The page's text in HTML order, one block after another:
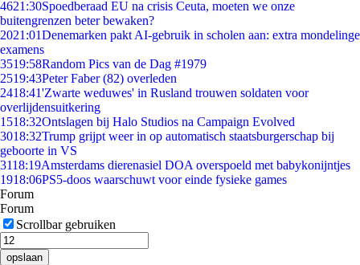
4621:30Spoedberaad EU na crisis Ceuta, moeten we onze
buitengrenzen beter bewaken?
2021:01Denemarken pakt AI-gebruik in scholen aan: extra mondelinge
examens
3519:58Random Pics van de Dag #1979
2519:43Peter Faber (82) overleden
2418:41'Zwarte weduwes' in Rusland trouwen soldaten voor
overlijdensuitkering
1518:32Ontslagen bij Halo Studios na Campaign Evolved
3018:32Trump grijpt weer in op automatisch staatsburgerschap bij
geboorte in VS
3118:19Amsterdams dierenasiel DOA overspoeld met babykonijntjes
1918:06PS5-doos waarschuwt voor einde fysieke games
Forum
Forum
Scrollbar gebruiken
opslaan